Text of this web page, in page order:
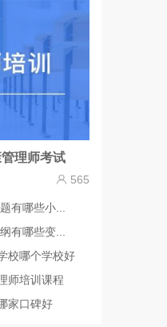
理师考试
565
有哪些小...
有哪些变...
校哪个学校好
师培训课程
家口碑好